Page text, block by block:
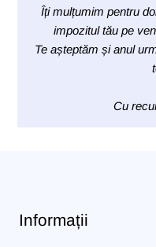
Îți mulțumim pentru
impozitul tău pe
Te așteptăm și anul
Cu
Informații